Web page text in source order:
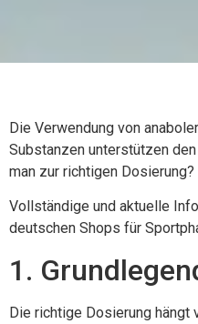
Die Verwendung von
Substanzen unterstützen
man zur richtigen
Vollständige und aktuelle
deutschen Shops für
1.
Die richtige Dosierung hängt